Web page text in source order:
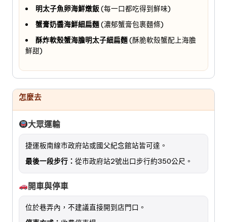
明太子魚卵海鮮燉飯(每一口都吃得到鮮味)
蟹膏奶醬海鮮細扁麵(濃郁蟹膏包裹麵條)
酥炸軟殼蟹海膽明太子細扁麵(酥脆軟殼蟹配上海膽
鮮甜)
怎麼去
大眾運輸
捷運板南線市政府站或國父紀念館站皆可達。
最後一段步行： 從市政府站2號出口步行約350公尺。
開車與停車
位於巷弄內，不建議直接開到店門口。